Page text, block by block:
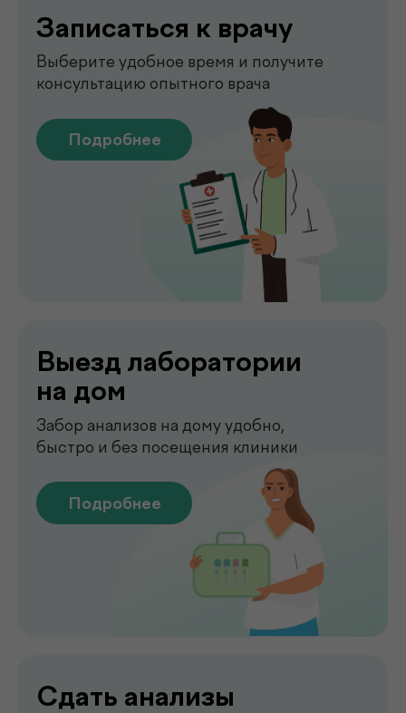
Чек-апы
Комплексная диагностика для
Забор анализов на дому удобно,
быстро и без посещения клиники
Подробнее